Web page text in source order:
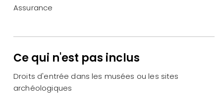
Assurance
Ce qui n'est pas inclus
Droits d'entrée dans les musées ou les sites
archéologiques